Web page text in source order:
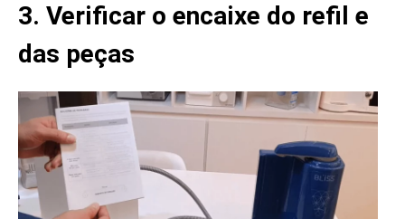
3. Verificar o encaixe do refil e
das peças